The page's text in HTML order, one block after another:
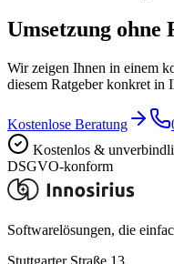
Umsetzung ohne
Wir zeigen Ihnen in einem
diesem Ratgeber konkret in
Kostenlose Beratung
Kostenlos &
DSGVO-konform
Softwarelösungen, die
Stuttgarter Straße 13